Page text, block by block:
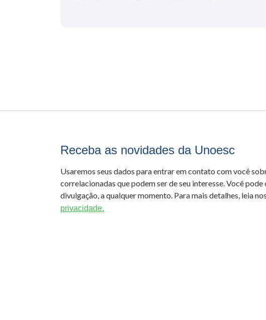
Receba as novidades da Unoesc
Usaremos seus dados para entrar em contato com você
correlacionadas que podem ser de seu interesse. Você pode
divulgação, a qualquer momento. Para mais detalhes, leia
privacidade.